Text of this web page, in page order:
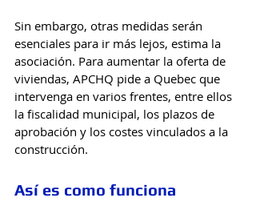
Sin embargo, otras medidas serán
esenciales para ir más lejos, estima la
asociación. Para aumentar la oferta de
viviendas, APCHQ pide a Quebec que
intervenga en varios frentes, entre ellos
la fiscalidad municipal, los plazos de
aprobación y los costes vinculados a la
construcción.
Así es como funciona